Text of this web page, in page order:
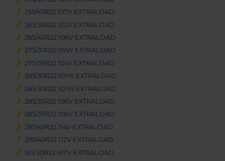
255/45R22 107V EXTRALOAD
265/35R22 102V EXTRALOAD
265/40R22 106V EXTRALOAD
275/30R22 99W EXTRALOAD
275/35R22 104V EXTRALOAD
285/30R22 101W EXTRALOAD
285/30R22 101W EXTRALOAD
285/35R22 106V EXTRALOAD
285/35R22 106V EXTRALOAD
285/45R22 114V EXTRALOAD
295/40R22 112V EXTRALOAD
315/30R22 107V EXTRALOAD